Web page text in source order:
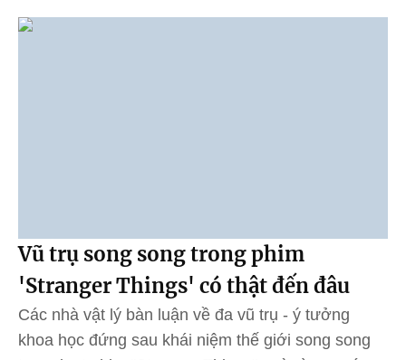
Vũ trụ song song trong phim
'Stranger Things' có thật đến đâu
Các nhà vật lý bàn luận về đa vũ trụ - ý tưởng
khoa học đứng sau khái niệm thế giới song song